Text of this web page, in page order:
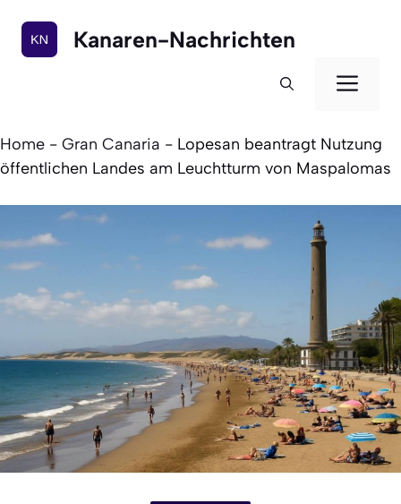
Inhalt
springen
Kanaren-Nachrichten
Home - Gran Canaria - Lopesan beantragt Nutzung
öffentlichen Landes am Leuchtturm von Maspalomas